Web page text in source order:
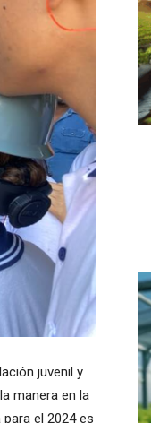
juvenil y
manera en la
el 2024 es